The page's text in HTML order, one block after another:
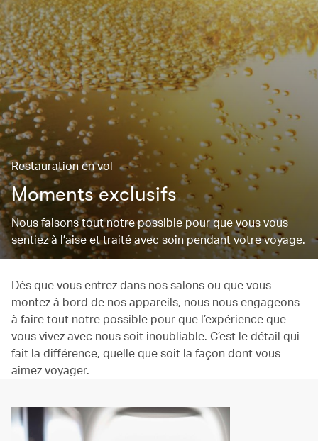
Restauration en vol
Moments exclusifs
Nous faisons tout notre possible pour que vous vous
sentiez à l’aise et traité avec soin pendant votre voyage.
Dès que vous entrez dans nos salons ou que vous
montez à bord de nos appareils, nous nous engageons
à faire tout notre possible pour que l’expérience que
vous vivez avec nous soit inoubliable. C’est le détail qui
fait la différence, quelle que soit la façon dont vous
aimez voyager.